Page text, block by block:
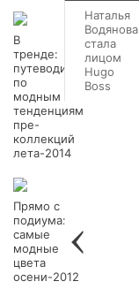
В
тренде:
путеводитель
по
модным
тенденциям
пре-
коллекций
лета-2014
Прямо с
подиума:
самые
модные
цвета
осени-2012
Наталья
Водянова
стала
лицом
Hugo
Boss